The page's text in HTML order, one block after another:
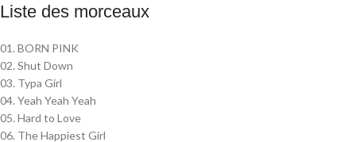
Liste des morceaux
01. BORN PINK
02. Shut Down
03. Typa Girl
04. Yeah Yeah Yeah
05. Hard to Love
06. The Happiest Girl